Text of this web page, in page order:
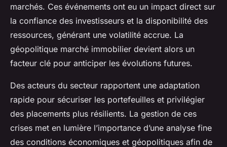
marchés. Ces événements ont eu un impact direct sur
la confiance des investisseurs et la disponibilité des
ressources, générant une volatilité accrue. La
géopolitique marché immobilier devient alors un
facteur clé pour anticiper les évolutions futures.
Des acteurs du secteur rapportent une adaptation
rapide pour sécuriser les portefeuilles et privilégier
des placements plus résilients. La gestion de ces
crises met en lumière l’importance d’une analyse fine
des conditions économiques et géopolitiques afin de